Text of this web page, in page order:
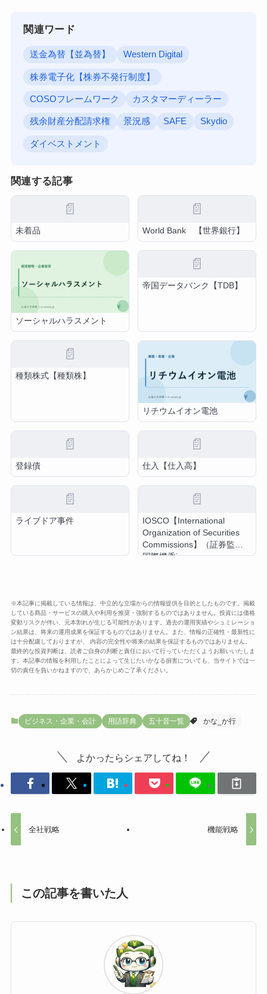
関連ワード
送金為替【並為替】 Western Digital
株券電子化【株券不発行制度】
COSOフレームワーク カスタマーディーラー
残余財産分配請求権 景況感 SAFE Skydio
ダイベストメント
関連する記事
📄
未着品
📄
World Bank 【世界銀行】
ソーシャルハラスメント
📄
帝国データバンク【TDB】
📄
種類株式【種類株】
リチウムイオン電池
📄
登録債
📄
仕入【仕入高】
📄
ライブドア事件
📄
IOSCO【International
Organization of Securities
Commissions】（証券監督
国際機香j
※本記事に掲載している情報は、中立的な立場からの情報提供を目的としたものです。掲載
している商品・サービスの購入や利用を推奨・強制するものではありません。投資には価格
変動リスクが伴い、元本割れが生じる可能性があります。過去の運用実績やシュミレーショ
ン結果は、将来の運用成果を保証するものではありません。また、情報の正確性・最新性に
は十分配慮しておりますが、 内容の完全性や将来の結果を保証するものではありません。
最終的な投資判断は、読者ご自身の判断と責任において行っていただくようお願いいたしま
す。本記事の情報を利用したことによって生じたいかなる損害についても、当サイトでは一
切の責任を負いかねますので、あらかじめご了承ください。
ビジネス・企業・会計 用語辞典 五十音一覧 かな_か行
よかったらシェアしてね！
全社戦略 機能戦略
この記事を書いた人